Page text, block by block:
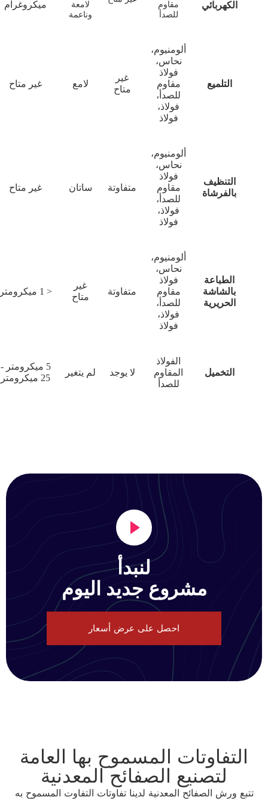
الكهربائي
مقاوم
للصدأ
لامعة
وناعمة
ميكروغرام
التلميع
ألومنيوم،
نحاس،
فولاذ
مقاوم
للصدأ،
فولاذ،
فولاذ
غير
متاح
لامع غير متاح
التنظيف
بالفرشاة
ألومنيوم،
نحاس،
فولاذ
مقاوم
للصدأ،
فولاذ،
فولاذ
متفاوتة ساتان غير متاح
الطباعة
بالشاشة
الحريرية
ألومنيوم،
نحاس،
فولاذ
مقاوم
للصدأ،
فولاذ،
فولاذ
متفاوتة
غير
متاح
< 1 ميكرومتر
التخميل
الفولاذ
المقاوم
للصدأ
لا يوجد لم يتغير
5 ميكرومتر -
25 ميكرومتر
لنبدأ
مشروع جديد اليوم
احصل على عرض أسعار
التفاوتات المسموح بها العامة
لتصنيع الصفائح المعدنية
تتبع ورش الصفائح المعدنية لدينا تفاوتات التفاوت المسموح به